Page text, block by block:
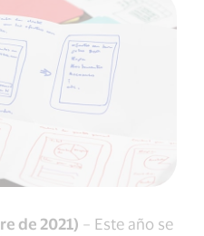
de 2021) – Este año se